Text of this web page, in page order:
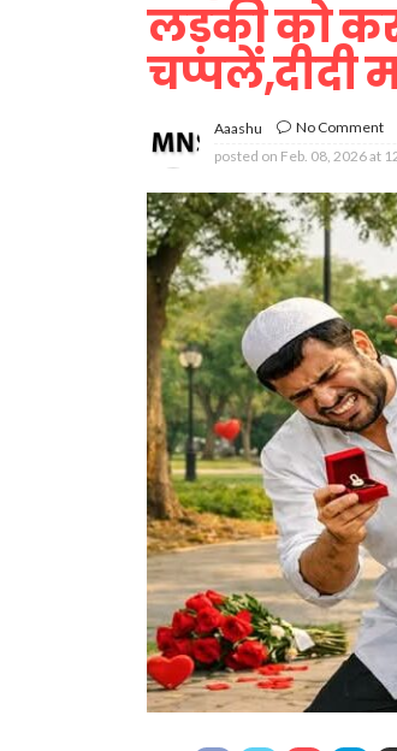
लड़की को कर
चप्पलें,दीदी
Aaashu
No Comment
posted on Feb. 08, 2026 at